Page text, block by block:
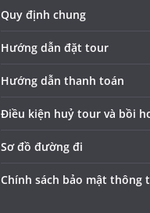
Quy định chung
Hướng dẫn đặt tour
Hướng dẫn thanh toán
Điều kiện huỷ tour và bồi
Sơ đồ đường đi
Chính sách bảo mật thông